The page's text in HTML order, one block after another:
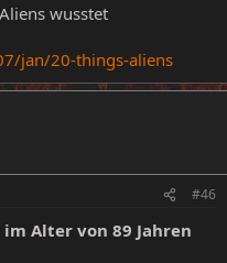
wusstet
jan/20-things-aliens
#46
im Alter von 89 Jahren